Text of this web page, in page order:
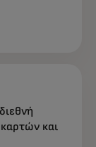
και